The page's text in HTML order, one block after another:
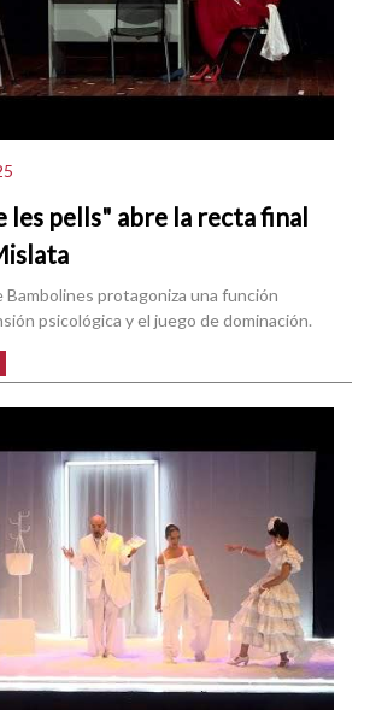
les pells" abre la recta final
Bambolines protagoniza una función
psicológica y el juego de dominación.